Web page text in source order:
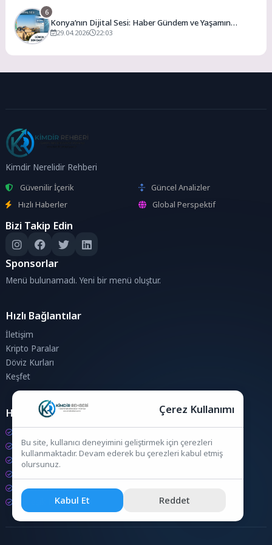
6
Konya’nın Dijital Sesi: Haber Gündem ve Yaşamın
Merkezi
29.04.2026 22:03
Kimdir Nerelidir Rehberi
Güvenilir İçerik
Güncel Analizler
Hızlı Haberler
Global Perspektif
Bizi Takip Edin
Sponsorlar
Menü bulunamadı. Yeni bir menü oluştur.
Hızlı Bağlantılar
İletişim
Kripto Paralar
Döviz Kurları
Keşfet
Hesaplamalar
Döviz Hesaplama
KDV Hesaplama
Zam Hesaplama
Bileşik Hesaplama
Çerez Kullanımı
Bu site, kullanıcı deneyimini geliştirmek için çerezleri
kullanmaktadır. Devam ederek bu çerezleri kabul etmiş
olursunuz.
Kabul Et Reddet